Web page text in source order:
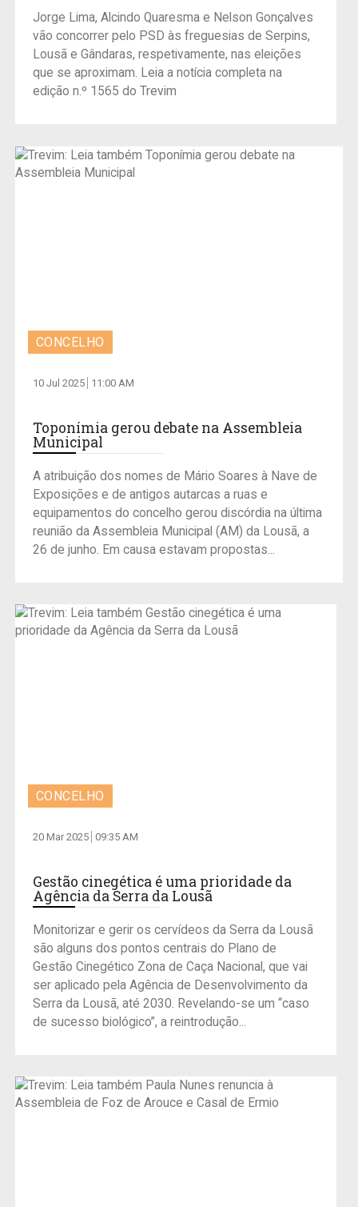
Jorge Lima, Alcindo Quaresma e Nelson Gonçalves
vão concorrer pelo PSD às freguesias de Serpins,
Lousã e Gândaras, respetivamente, nas eleições
que se aproximam. Leia a notícia completa na
edição n.º 1565 do Trevim
CONCELHO
10 Jul 2025 11:00 AM
Toponímia gerou debate na Assembleia
Municipal
A atribuição dos nomes de Mário Soares à Nave de
Exposições e de antigos autarcas a ruas e
equipamentos do concelho gerou discórdia na última
reunião da Assembleia Municipal (AM) da Lousã, a
26 de junho. Em causa estavam propostas...
CONCELHO
20 Mar 2025 09:35 AM
Gestão cinegética é uma prioridade da
Agência da Serra da Lousã
Monitorizar e gerir os cervídeos da Serra da Lousã
são alguns dos pontos centrais do Plano de
Gestão Cinegético Zona de Caça Nacional, que vai
ser aplicado pela Agência de Desenvolvimento da
Serra da Lousã, até 2030. Revelando-se um “caso
de sucesso biológico”, a reintrodução...